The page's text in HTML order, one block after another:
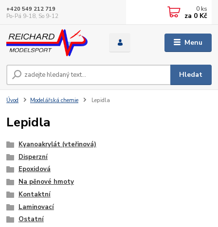
Menu
Hledat
+420 549 212 719
Po-Pá 9-18, So 9-12
0 ks
za 0 Kč
Úvod Modelářská chemie Lepidla
Lepidla
Kyanoakrylát (vteřinová)
Disperzní
Epoxidová
Na pěnové hmoty
Kontaktní
Laminovací
Ostatní